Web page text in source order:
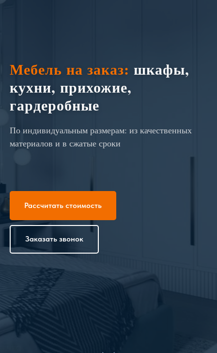
Мебель на заказ: шкафы,
кухни, прихожие,
гардеробные
По индивидуальным размерам: из качественных
материалов и в сжатые сроки
Рассчитать стоимость
Заказать звонок